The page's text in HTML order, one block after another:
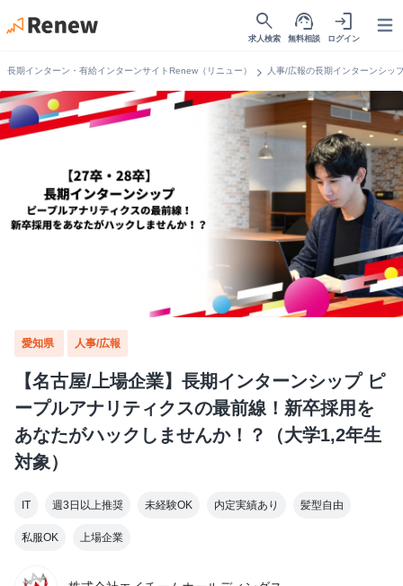
search
求人検索
support_agent
無料相談
login
ログイン
長期インターン・有給インターンサイトRenew（リニュー） chevron_right 人事/広報の長期インターンシッ
愛知県 人事/広報
【名古屋/上場企業】長期インターンシップ ピ
ープルアナリティクスの最前線！新卒採用を
あなたがハックしませんか！？（大学1,2年生
対象）
IT 週3日以上推奨 未経験OK 内定実績あり 髪型自由
私服OK 上場企業